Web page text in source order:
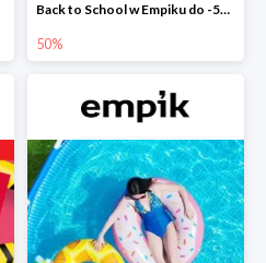
Back to School w Empiku do -50%
50%